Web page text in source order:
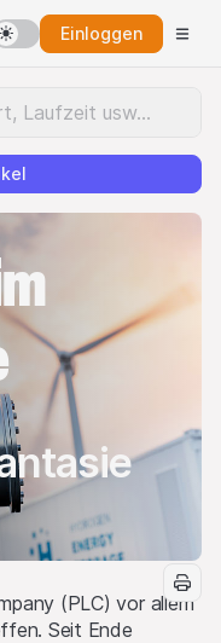
Einloggen
(PLC) vor allem
Seit Ende